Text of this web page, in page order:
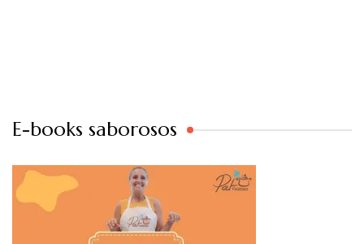
E-books saborosos